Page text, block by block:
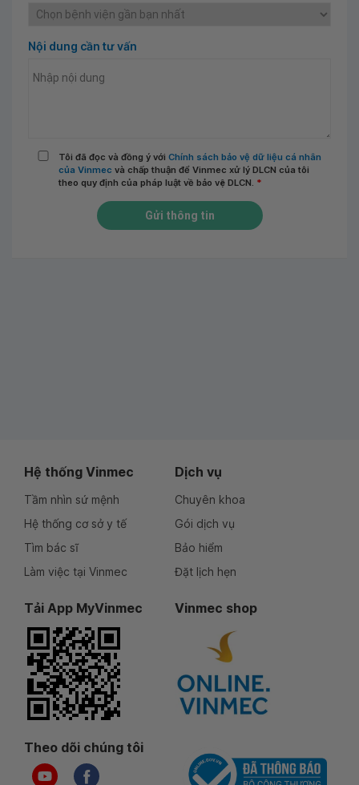
Nội dung cần tư vấn
Tôi đã đọc và đồng ý với Chính sách bảo vệ dữ liệu cá nhân
của Vinmec và chấp thuận để Vinmec xử lý DLCN của tôi
theo quy định của pháp luật về bảo vệ DLCN. *
Gửi thông tin
Hệ thống Vinmec
Tầm nhìn sứ mệnh
Hệ thống cơ sở y tế
Tìm bác sĩ
Làm việc tại Vinmec
Dịch vụ
Chuyên khoa
Gói dịch vụ
Bảo hiểm
Đặt lịch hẹn
Tải App MyVinmec Vinmec shop
Theo dõi chúng tôi